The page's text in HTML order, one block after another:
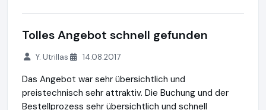
Tolles Angebot schnell gefunden
Y. Utrillas 14.08.2017
Das Angebot war sehr übersichtlich und
preistechnisch sehr attraktiv. Die Buchung und der
Bestellprozess sehr übersichtlich und schnell